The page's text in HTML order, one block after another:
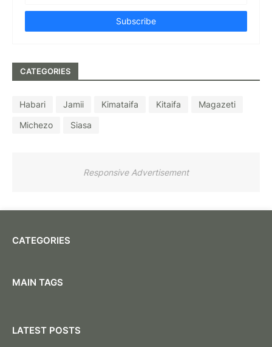
CATEGORIES
Habari Jamii Kimataifa Kitaifa
Magazeti
Michezo
Siasa
Responsive Advertisement
CATEGORIES
MAIN TAGS
LATEST POSTS